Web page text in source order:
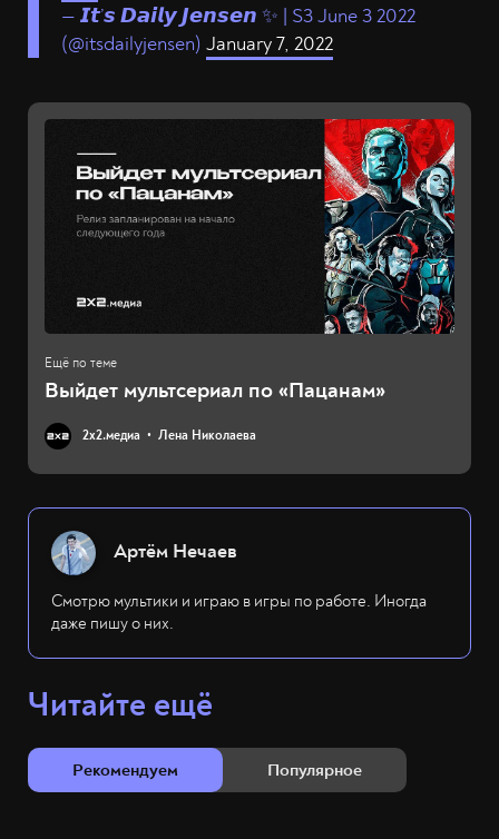
— 𝙄𝙩’𝙨 𝘿𝙖𝙞𝙡𝙮 𝙅𝙚𝙣𝙨𝙚𝙣 ✨ | S3 June 3 2022
(@itsdailyjensen) January 7, 2022
Выйдет мультсериал по «Пацанам»
2х2.медиа Лена Николаева
Артём Нечаев
Смотрю мультики и играю в игры по работе. Иногда
даже пишу о них.
Читайте ещё
Рекомендуем Популярное